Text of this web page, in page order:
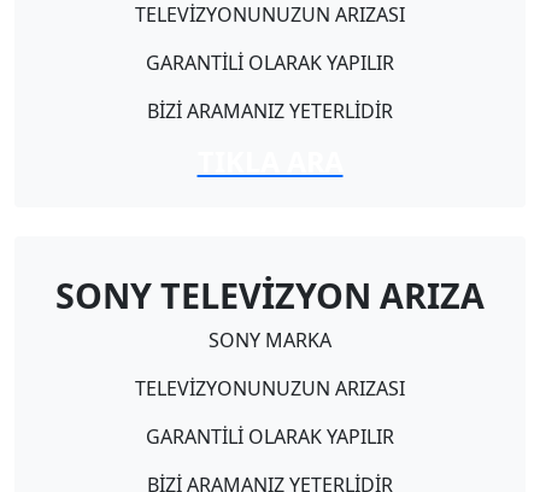
TELEVİZYONUNUZUN ARIZASI
GARANTİLİ OLARAK YAPILIR
BİZİ ARAMANIZ YETERLİDİR
SONY TELEVİZYON ARIZA
SONY MARKA
TELEVİZYONUNUZUN ARIZASI
GARANTİLİ OLARAK YAPILIR
BİZİ ARAMANIZ YETERLİDİR